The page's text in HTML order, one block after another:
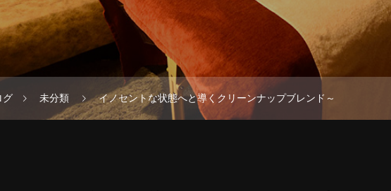
グ 未分類 イノセントな状態へと導くクリーンナップブレンド～